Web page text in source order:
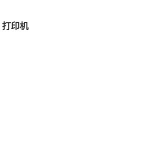
打印机